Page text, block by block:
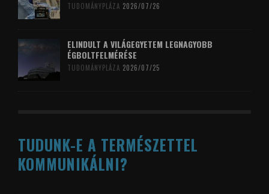
TUDOMÁNYPLÁZA 2026/07/26
ELINDULT A VILÁGEGYETEM LEGNAGYOBB
ÉGBOLTFELMÉRÉSE
TUDOMÁNYPLÁZA 2026/07/25
TUDUNK-E A TERMÉSZETTEL
KOMMUNIKÁLNI?